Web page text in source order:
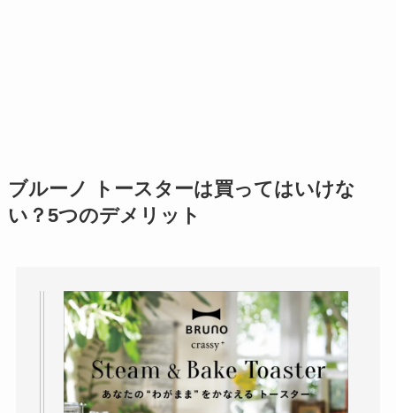
ブルーノ トースターは買ってはいけな
い？5つのデメリット